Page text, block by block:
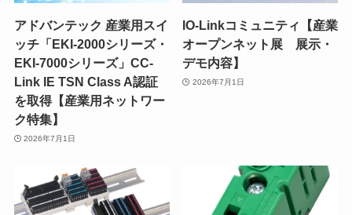
アドバンテック 産業用スイ
ッチ「EKI-2000シリーズ・
EKI-7000シリーズ」CC-
Link IE TSN Class A認証
を取得【産業用ネットワー
ク特集】
2026年7月1日
IO-Linkコミュニティ【産業
オープンネット展 展示・
デモ内容】
2026年7月1日